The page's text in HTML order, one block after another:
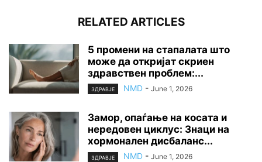
RELATED ARTICLES
5 промени на стапалата што
може да откријат скриен
здравствен проблем:...
ЗДРАВЈЕ NMD - June 1, 2026
Замор, опаѓање на косата и
нередовен циклус: Знаци на
хормонален дисбаланс...
ЗДРАВЈЕ NMD - June 1, 2026